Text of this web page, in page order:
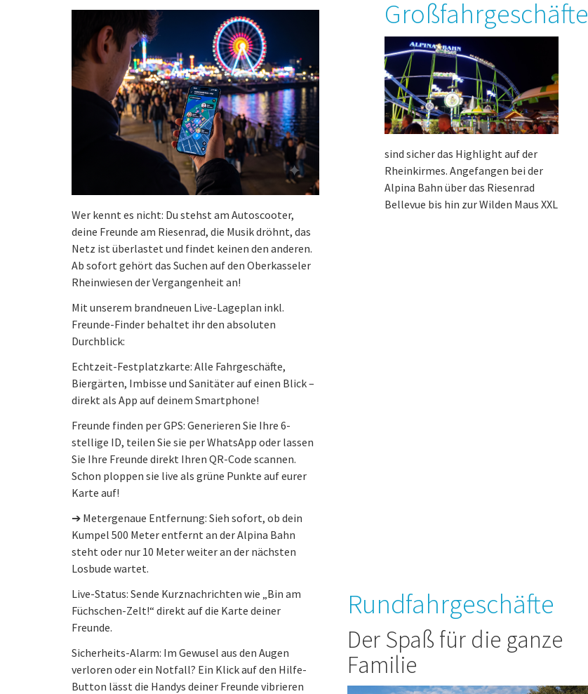
Wer kennt es nicht: Du stehst am Autoscooter,
deine Freunde am Riesenrad, die Musik dröhnt, das
Netz ist überlastet und findet keinen den anderen.
Ab sofort gehört das Suchen auf den Oberkasseler
Rheinwiesen der Vergangenheit an!
Mit unserem brandneuen Live-Lageplan inkl.
Freunde-Finder behaltet ihr den absoluten
Durchblick:
Echtzeit-Festplatzkarte: Alle Fahrgeschäfte,
Biergärten, Imbisse und Sanitäter auf einen Blick –
direkt als App auf deinem Smartphone!
Freunde finden per GPS: Generieren Sie Ihre 6-
stellige ID, teilen Sie sie per WhatsApp oder lassen
Sie Ihre Freunde direkt Ihren QR-Code scannen.
Schon ploppen sie live als grüne Punkte auf eurer
Karte auf!
➔ Metergenaue Entfernung: Sieh sofort, ob dein
Kumpel 500 Meter entfernt an der Alpina Bahn
steht oder nur 10 Meter weiter an der nächsten
Losbude wartet.
Live-Status: Sende Kurznachrichten wie „Bin am
Füchschen-Zelt!“ direkt auf die Karte deiner
Freunde.
Sicherheits-Alarm: Im Gewusel aus den Augen
verloren oder ein Notfall? Ein Klick auf den Hilfe-
Button lässt die Handys deiner Freunde vibrieren
Großfahrgeschäfte
sind sicher das Highlight auf der
Rheinkirmes. Angefangen bei der
Alpina Bahn über das Riesenrad
Bellevue bis hin zur Wilden Maus XXL
Rundfahrgeschäfte
Der Spaß für die ganze
Familie